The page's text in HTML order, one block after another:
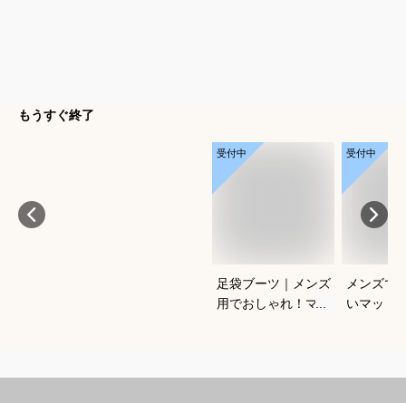
もうすぐ終了
受付中
足袋ブーツ｜メンズ
用でおしゃれ！マル
受付中
メンズで
いマット